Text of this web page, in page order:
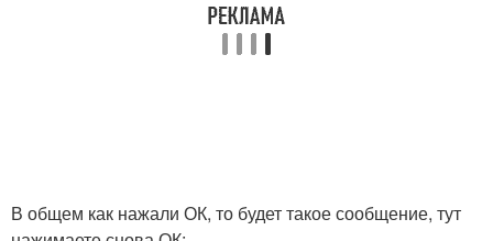
В общем как нажали ОК, то будет такое сообщение, тут